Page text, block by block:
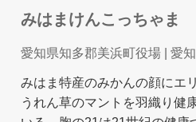
みはまけんこっちゃま
愛知県知多郡美浜町役場 | 愛
みはま特産のみかんの顔にエ
うれん草のマントを羽織り健